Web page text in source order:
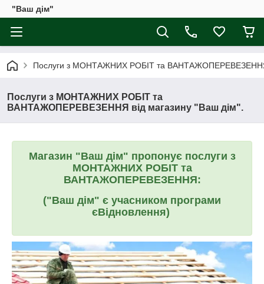
"Ваш дім"
Послуги з МОНТАЖНИХ РОБІТ та ВАНТАЖОПЕРЕВЕЗЕННЯ
Послуги з МОНТАЖНИХ РОБІТ та
ВАНТАЖОПЕРЕВЕЗЕННЯ від магазину "Ваш дім".
Магазин "Ваш дім" пропонує послуги з
МОНТАЖНИХ РОБІТ та
ВАНТАЖОПЕРЕВЕЗЕННЯ:
("Ваш дім" є учасником програми
єВідновлення)